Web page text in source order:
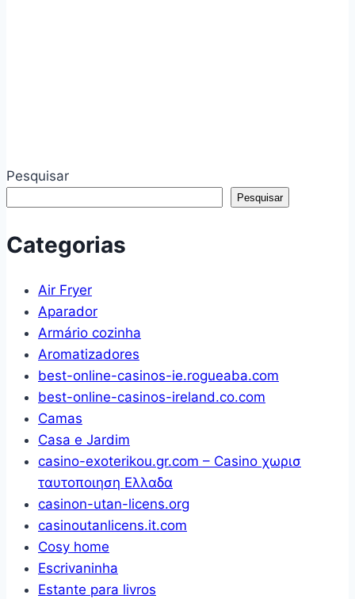
Pesquisar
Pesquisar
Categorias
Air Fryer
Aparador
Armário cozinha
Aromatizadores
best-online-casinos-ie.rogueaba.com
best-online-casinos-ireland.co.com
Camas
Casa e Jardim
casino-exoterikou.gr.com – Casino χωρισ
ταυτοποιηση Ελλαδα
casinon-utan-licens.org
casinoutanlicens.it.com
Cosy home
Escrivaninha
Estante para livros